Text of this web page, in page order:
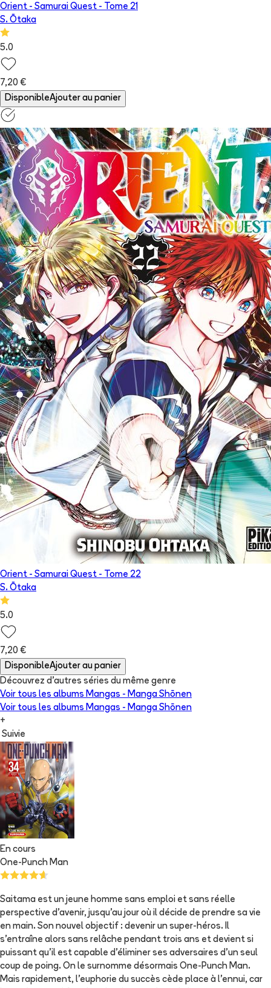
Orient - Samurai Quest - Tome 21
S. Ōtaka
5.0
7,20 €
DisponibleAjouter au panier
Orient - Samurai Quest - Tome 22
S. Ōtaka
5.0
7,20 €
DisponibleAjouter au panier
Découvrez d'autres séries du même genre
Voir tous les albums Mangas - Manga Shōnen
Voir tous les albums Mangas - Manga Shōnen
+
Suivie
En cours
One-Punch Man
Saitama est un jeune homme sans emploi et sans réelle
perspective d'avenir, jusqu'au jour où il décide de prendre sa vie
en main. Son nouvel objectif : devenir un super-héros. Il
s'entraîne alors sans relâche pendant trois ans et devient si
puissant qu'il est capable d'éliminer ses adversaires d'un seul
coup de poing. On le surnomme désormais One-Punch Man.
Mais rapidement, l'euphorie du succès cède place à l'ennui, car